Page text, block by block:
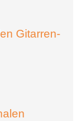
Gitarren-